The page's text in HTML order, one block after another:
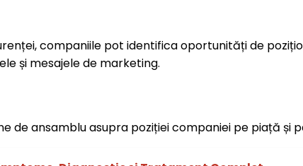
companiile pot identifica oportunități de
și mesajele de marketing.
de ansamblu asupra poziției companiei pe piață